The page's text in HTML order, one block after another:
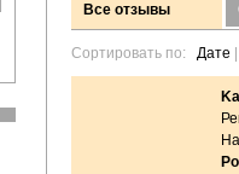
Все отзывы
Сортировать по: Дате